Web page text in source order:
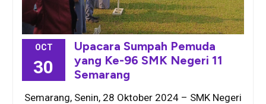
OCT
30
Upacara Sumpah Pemuda
yang Ke-96 SMK Negeri 11
Semarang
Semarang, Senin, 28 Oktober 2024 – SMK Negeri